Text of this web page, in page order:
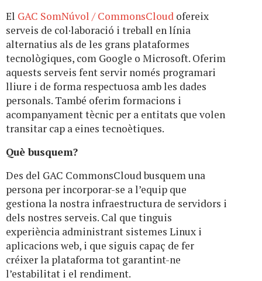
El GAC SomNúvol / CommonsCloud ofereix
serveis de col·laboració i treball en línia
alternatius als de les grans plataformes
tecnològiques, com Google o Microsoft. Oferim
aquests serveis fent servir només programari
lliure i de forma respectuosa amb les dades
personals. També oferim formacions i
acompanyament tècnic per a entitats que volen
transitar cap a eines tecnoètiques.
Què busquem?
Des del GAC CommonsCloud busquem una
persona per incorporar-se a l’equip que
gestiona la nostra infraestructura de servidors i
dels nostres serveis. Cal que tinguis
experiència administrant sistemes Linux i
aplicacions web, i que siguis capaç de fer
créixer la plataforma tot garantint-ne
l’estabilitat i el rendiment.